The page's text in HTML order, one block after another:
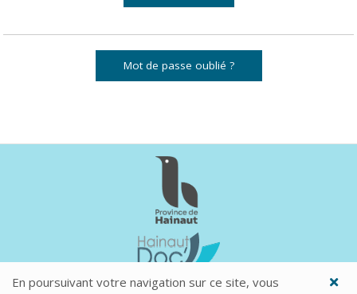
En poursuivant votre navigation sur ce site, vous
Mot de passe oublié ?